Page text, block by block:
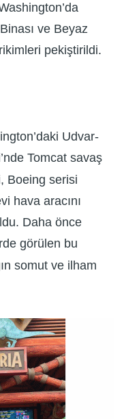
ve Beyaz
pekiştirildi.
Udvar-
Tomcat savaş
Boeing serisi
hava aracını
Daha önce
görülen bu
somut ve ilham